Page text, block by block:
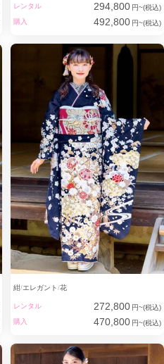
レンタル 294,800 円~(税込)
購入
492,800 円~(税込)
紺 エレガント 花
レンタル 272,800 円~(税込)
購入
470,800 円~(税込)